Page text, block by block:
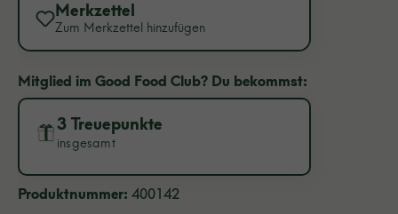
Merkzettel
Zum Merkzettel hinzufügen
Mitglied im Good Food Club? Du bekommst:
Produktnummer: 400142
3 Treuepunkte
insgesamt